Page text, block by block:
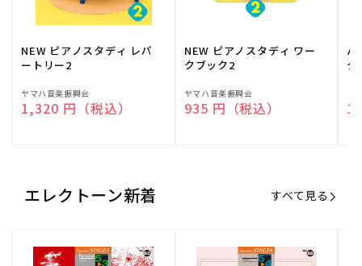
NEW ピアノスタディ レパ
ートリー2
販
売
ヤマハ音楽振興会
通常価格
1,320 円（税込）
NEW ピアノスタディ ワー
クブック2
販
売
ヤマハ音楽振興会
通常価格
935 円（税込）
バ
ク
売
エレクトーン新着 すべて見る